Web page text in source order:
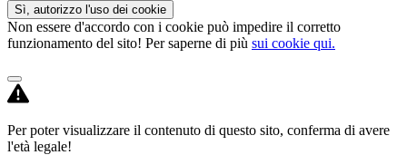
Sì, autorizzo l'uso dei cookie
Non essere d'accordo con i cookie può impedire il corretto
funzionamento del sito! Per saperne di più sui cookie qui.
Per poter visualizzare il contenuto di questo sito, conferma di avere
l'età legale!